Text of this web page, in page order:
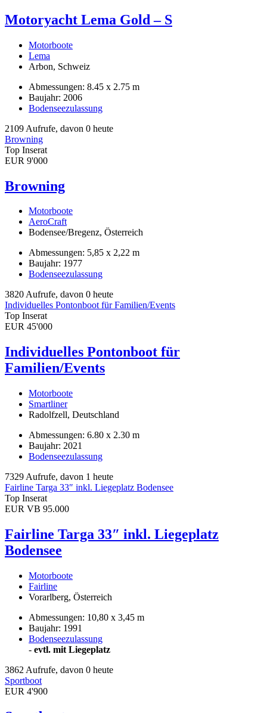
Motoryacht Lema Gold – S
Motorboote
Lema
Arbon, Schweiz
Abmessungen: 8.45 x 2.75 m
Baujahr: 2006
Bodenseezulassung
2109 Aufrufe, davon 0 heute
Browning
Top Inserat
EUR 9'000
Browning
Motorboote
AeroCraft
Bodensee/Bregenz, Österreich
Abmessungen: 5,85 x 2,22 m
Baujahr: 1977
Bodenseezulassung
3820 Aufrufe, davon 0 heute
Individuelles Pontonboot für Familien/Events
Top Inserat
EUR 45'000
Individuelles Pontonboot für
Familien/Events
Motorboote
Smartliner
Radolfzell, Deutschland
Abmessungen: 6.80 x 2.30 m
Baujahr: 2021
Bodenseezulassung
7329 Aufrufe, davon 1 heute
Fairline Targa 33″ inkl. Liegeplatz Bodensee
Top Inserat
EUR VB 95.000
Fairline Targa 33″ inkl. Liegeplatz
Bodensee
Motorboote
Fairline
Vorarlberg, Österreich
Abmessungen: 10,80 x 3,45 m
Baujahr: 1991
Bodenseezulassung
- evtl. mit Liegeplatz
3862 Aufrufe, davon 0 heute
Sportboot
EUR 4'900